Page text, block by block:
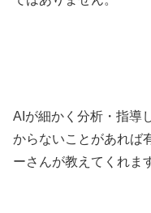
AIが細かく分析・指導
からないことがあれば
ーさんが教えてくれま